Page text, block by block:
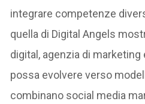
integrare competenze
quella di Digital Angels
digital, agenzia di marketing
possa evolvere verso
combinano social media